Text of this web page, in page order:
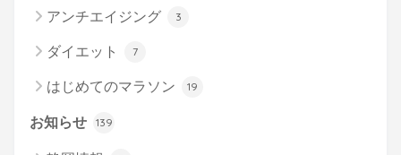
アンチエイジング 3
ダイエット 7
はじめてのマラソン 19
お知らせ 139